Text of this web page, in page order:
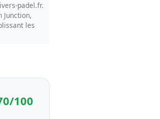
padel.fr.
Junction,
les
100